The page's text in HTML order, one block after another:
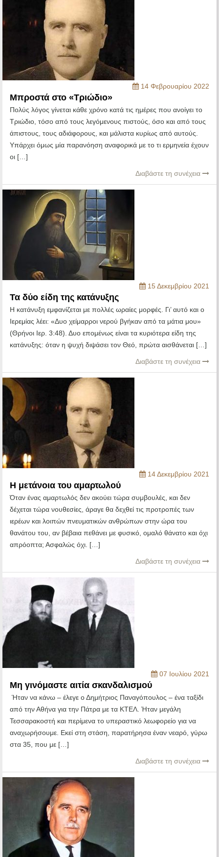
14 Φεβρουαρίου 2022
Μπροστά στο «Τριώδιο»
Πολύς λόγος γίνεται κάθε χρόνο κατά τις ημέρες που ανοίγει το
Τριώδιο, τόσο από τους λεγόμενους πιστούς, όσο και από τους
άπιστους, τους αδιάφορους, και μάλιστα κυρίως από αυτούς.
Υπάρχει όμως μία παρανόηση αναφορικά με το τι ερμηνεία έχουν
οι […]
Διαβάστε τη συνέχεια
15 Δεκεμβρίου 2021
Τα δύο είδη της κατάνυξης
Η κατάνυξη εμφανίζεται με πολλές ωραίες μορφές. Γι’ αυτό και ο
Ιερεμίας λέει: «Δυο χείμαρροι νερού βγήκαν από τα μάτια μου»
(Θρήνοι Ιερ. 3:48). Δυο επομένως είναι τα κυριότερα είδη της
κατάνυξης: όταν η ψυχή διψάσει τον Θεό, πρώτα αισθάνεται […]
Διαβάστε τη συνέχεια
14 Δεκεμβρίου 2021
Η μετάνοια του αμαρτωλού
Όταν ένας αμαρτωλός δεν ακούει τώρα συμβουλές, και δεν
δέχεται τώρα νουθεσίες, άραγε θα δεχθεί τις προτροπές των
ιερέων και λοιπών πνευματικών ανθρώπων στην ώρα του
θανάτου του, αν βέβαια πεθάνει με φυσικό, ομαλό θάνατο και όχι
απρόοπτα; Ασφαλώς όχι. […]
Διαβάστε τη συνέχεια
07 Ιουλίου 2021
Μη γινόμαστε αιτία σκανδαλισμού
Ήταν να κάνω – έλεγε ο Δημήτριος Παναγόπουλος – ένα ταξίδι
από την Αθήνα για την Πάτρα με τα ΚΤΕΛ. Ήταν μεγάλη
Τεσσαρακοστή και περίμενα το υπεραστικό λεωφορείο για να
αναχωρήσουμε. Εκεί στη στάση, παρατήρησα έναν νεαρό, γύρω
στα 35, που με […]
Διαβάστε τη συνέχεια